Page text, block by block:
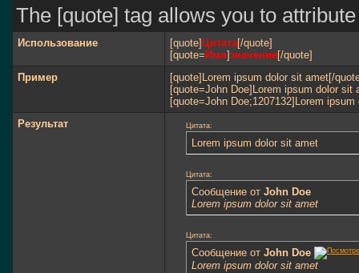
The [quote] tag allows you to
Использование [quote] Цитата[/quote]
[quote= Имя]значение[/quote]
Пример
[quote]Lorem ipsum dolor sit amet[/
[quote=John Doe]Lorem ipsum dolor sit
[quote=John Doe;1207132]Lorem
Результат
Цитата:
Lorem ipsum dolor sit amet
Цитата:
Сообщение от John Doe
Lorem ipsum dolor sit amet
Цитата:
Сообщение от John Doe
Lorem ipsum dolor sit amet